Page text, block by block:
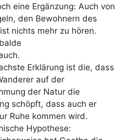
eine Ergänzung: Auch von
den Bewohnern des
nichts mehr zu hören.
Erklärung ist die, dass
auf der
der Natur die
schöpft, dass auch er
Ruhe kommen wird.
Hypothese: